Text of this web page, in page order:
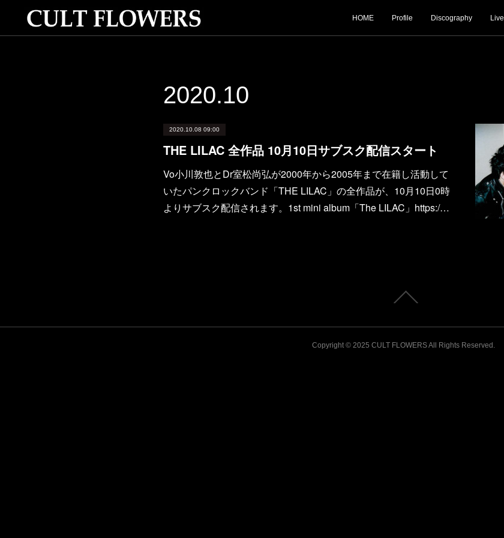
HOME Profile Discography Live
2020.10
2020.10.08 09:00
THE LILAC 全作品 10月10日サブスク配信スタート
Vo小川敦也とDr室松尚弘が2000年から2005年まで在籍し活動して
いたパンクロックバンド「THE LILAC」の全作品が、10月10日0時
よりサブスク配信されます。1st mini album「The LILAC」https:/…
Copyright © 2025 CULT FLOWERS All Rights Reserved.